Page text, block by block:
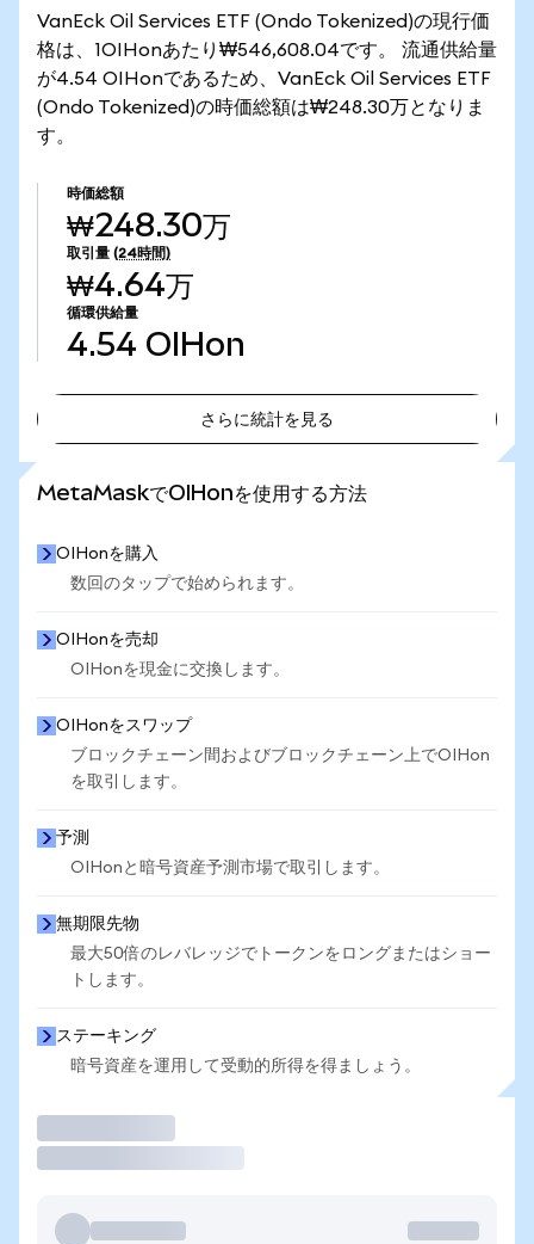
VanEck Oil Services ETF (Ondo Tokenized)の現行価
格は、1OIHonあたり₩546,608.04です。 流通供給量
が4.54 OIHonであるため、VanEck Oil Services ETF
(Ondo Tokenized)の時価総額は₩248.30万となりま
す。
時価総額
₩248.30万
取引量 (24時間)
₩4.64万
循環供給量
4.54 OIHon
さらに統計を見る
MetaMaskでOIHonを使用する方法
OIHonを購入
数回のタップで始められます。
OIHonを売却
OIHonを現金に交換します。
OIHonをスワップ
ブロックチェーン間およびブロックチェーン上でOIHon
を取引します。
予測
OIHonと暗号資産予測市場で取引します。
無期限先物
最大50倍のレバレッジでトークンをロングまたはショー
トします。
ステーキング
暗号資産を運用して受動的所得を得ましょう。